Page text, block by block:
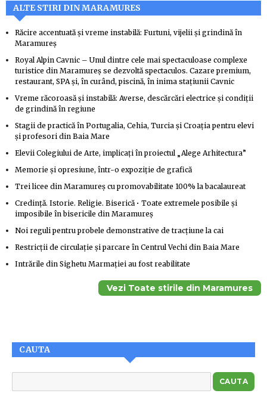
ALTE STIRI DIN MARAMURES
Răcire accentuată și vreme instabilă: Furtuni, vijelii și grindină în
Maramureș
Royal Alpin Cavnic – Unul dintre cele mai spectaculoase complexe
turistice din Maramureș se dezvoltă spectaculos. Cazare premium,
restaurant, SPA și, în curând, piscină, în inima stațiunii Cavnic
Vreme răcoroasă și instabilă: Averse, descărcări electrice și condiții
de grindină în regiune
Stagii de practică în Portugalia, Cehia, Turcia și Croația pentru elevi
și profesori din Baia Mare
Elevii Colegiului de Arte, implicați în proiectul „Alege Arhitectura”
Memorie și opresiune, într-o expoziție de grafică
Trei licee din Maramureș cu promovabilitate 100% la bacalaureat
Credință. Istorie. Religie. Biserică • Toate extremele posibile și
imposibile în bisericile din Maramureș
Noi reguli pentru probele demonstrative de tracțiune la cai
Restricții de circulație și parcare în Centrul Vechi din Baia Mare
Intrările din Sighetu Marmației au fost reabilitate
Vezi Toate stirile din Maramures
CAUTA